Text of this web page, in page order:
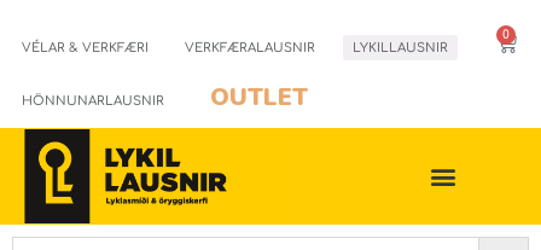
VÉLAR & VERKFÆRI VERKFÆRALAUSNIR LYKILLAUSNIR
HÖNNUNARLAUSNIR OUTLET
0